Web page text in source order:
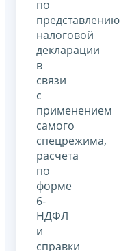
по
представлению
налоговой
декларации
в
связи
с
применением
самого
спецрежима,
расчета
по
форме
6-
НДФЛ
и
справки